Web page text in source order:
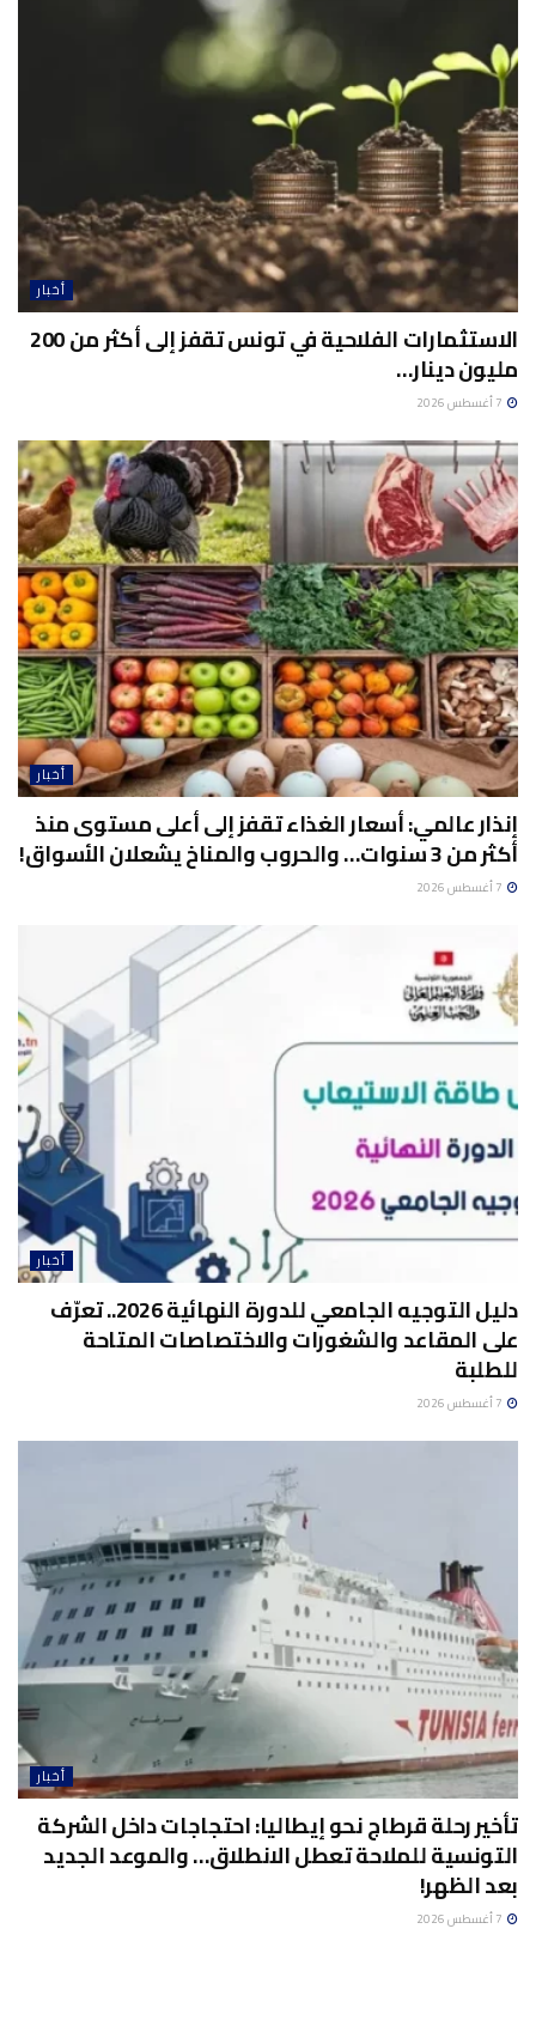
أخبار
الاستثمارات الفلاحية في تونس تقفز إلى أكثر من 200
مليون دينار…
أخبار
إنذار عالمي: أسعار الغذاء تقفز إلى أعلى مستوى منذ
أكثر من 3 سنوات… والحروب والمناخ يشعلان الأسواق!
أخبار
دليل التوجيه الجامعي للدورة النهائية 2026.. تعرّف
على المقاعد والشغورات والاختصاصات المتاحة
للطلبة
أخبار
تأخير رحلة قرطاج نحو إيطاليا: احتجاجات داخل الشركة
التونسية للملاحة تعطل الانطلاق… والموعد الجديد
بعد الظهر!